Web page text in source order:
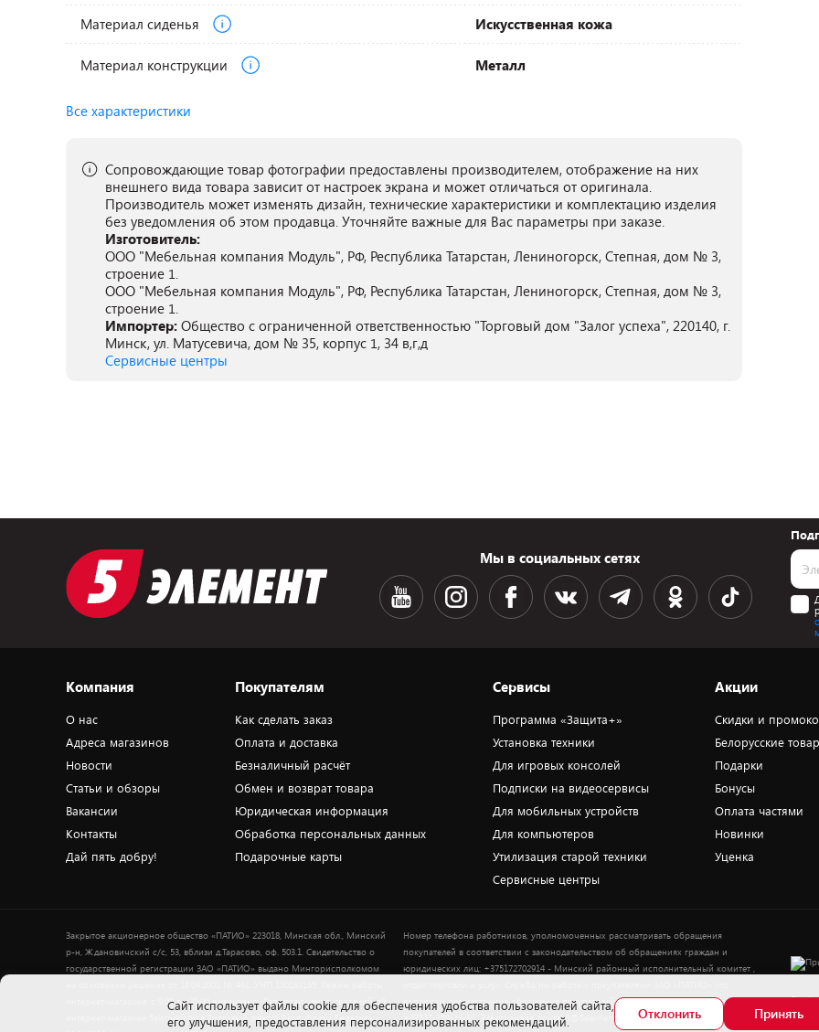
Материал сиденья
Искусственная кожа
Материал конструкции Металл
Все характеристики
Сопровождающие товар фотографии предоставлены производителем, отображение на них
внешнего вида товара зависит от настроек экрана и может отличаться от оригинала.
Производитель может изменять дизайн, технические характеристики и комплектацию изделия
без уведомления об этом продавца. Уточняйте важные для Вас параметры при заказе.
Изготовитель:
ООО "Мебельная компания Модуль", РФ, Республика Татарстан, Лениногорск, Степная, дом № 3,
строение 1.
ООО "Мебельная компания Модуль", РФ, Республика Татарстан, Лениногорск, Степная, дом № 3,
строение 1.
Импортер: Общество с ограниченной ответственностью "Торговый дом "Залог успеха", 220140, г.
Минск, ул. Матусевича, дом № 35, корпус 1, 34 в,г,д
Сервисные центры
Мы в социальных сетях
Компания
О нас
Адреса магазинов
Новости
Статьи и обзоры
Вакансии
Контакты
Дай пять добру!
Покупателям
Как сделать заказ
Оплата и доставка
Безналичный расчёт
Обмен и возврат товара
Юридическая информация
Обработка персональных данных
Подарочные карты
Сервисы
Программа «Защита+»
Установка техники
Для игровых консолей
Подписки на видеосервисы
Для мобильных устройств
Для компьютеров
Утилизация старой техники
Сервисные центры
Акции
Скидки и
Белорусские
Подарки
Бонусы
Оплата частями
Новинки
Уценка
Закрытое акционерное общество «ПАТИО» 223018, Минская обл., Минский
р-н, Ждановичский с/с, 53, вблизи д.Тарасово, оф. 503.1. Свидетельство о
государственной регистрации ЗАО «ПАТИО» выдано Мингорисполкомом
интернет-магазина: с 9.00 до 21.00 ежедневно. Дата включения сведений об
интернет-магазине 5element.by в Торговый реестр Республики Беларусь -
Номер телефона работников, уполномоченных рассматривать обращения
покупателей в соответствии с законодательством об обращениях граждан и
юридических лиц: +375172702914 - Минский районный исполнительный комитет ,
вопросам рассмотрения обращения покупателей о нарушении их прав): Тел.:
+37517-359-23-83. Электронная почта: 5@5element.by
Cайт использует файлы cookie для обеспечения удобства пользователей сайта,
его улучшения, предоставления персонализированных рекомендаций.
Отклонить Принять